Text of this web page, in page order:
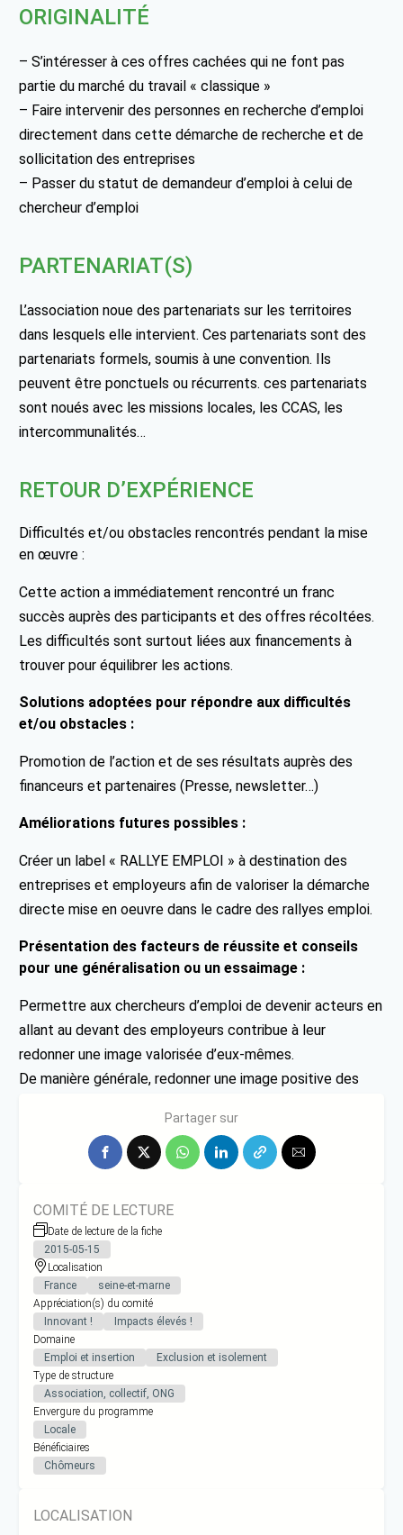
ORIGINALITÉ
– S’intéresser à ces offres cachées qui ne font pas
partie du marché du travail « classique »
– Faire intervenir des personnes en recherche d’emploi
directement dans cette démarche de recherche et de
sollicitation des entreprises
– Passer du statut de demandeur d’emploi à celui de
chercheur d’emploi
PARTENARIAT(S)
L’association noue des partenariats sur les territoires
dans lesquels elle intervient. Ces partenariats sont des
partenariats formels, soumis à une convention. Ils
peuvent être ponctuels ou récurrents. ces partenariats
sont noués avec les missions locales, les CCAS, les
intercommunalités…
RETOUR D’EXPÉRIENCE
Difficultés et/ou obstacles rencontrés pendant la mise
en œuvre :
Cette action a immédiatement rencontré un franc
succès auprès des participants et des offres récoltées.
Les difficultés sont surtout liées aux financements à
trouver pour équilibrer les actions.
Solutions adoptées pour répondre aux difficultés
et/ou obstacles :
Promotion de l’action et de ses résultats auprès des
financeurs et partenaires (Presse, newsletter…)
Améliorations futures possibles :
Créer un label « RALLYE EMPLOI » à destination des
entreprises et employeurs afin de valoriser la démarche
directe mise en oeuvre dans le cadre des rallyes emploi.
Présentation des facteurs de réussite et conseils
pour une généralisation ou un essaimage :
Permettre aux chercheurs d’emploi de devenir acteurs en
allant au devant des employeurs contribue à leur
redonner une image valorisée d’eux-mêmes.
De manière générale, redonner une image positive des
Partager sur
COMITÉ DE LECTURE
Date de lecture de la fiche
2015-05-15
Localisation
France
seine-et-marne
Appréciation(s) du comité
Innovant !
Impacts élevés !
Domaine
Emploi et insertion
Exclusion et isolement
Type de structure
Association, collectif, ONG
Envergure du programme
Locale
Bénéficiaires
Chômeurs
LOCALISATION